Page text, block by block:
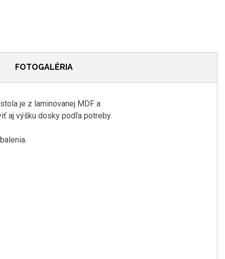
FOTOGALÉRIA
je z laminovanej MDF a
aj výšku dosky podľa potreby.